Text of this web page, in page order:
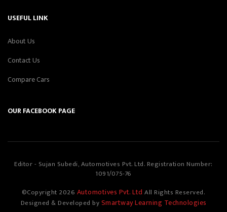
USEFUL LINK
About Us
Contact Us
Compare Cars
OUR FACEBOOK PAGE
Editor - Sujan Subedi, Automotives Pvt. Ltd. Registration Number:
1091/075-76
©Copyright 2026 Automotives Pvt. LtdAll Rights Reserved.
Designed & Developed bySmartway Learning Technologies